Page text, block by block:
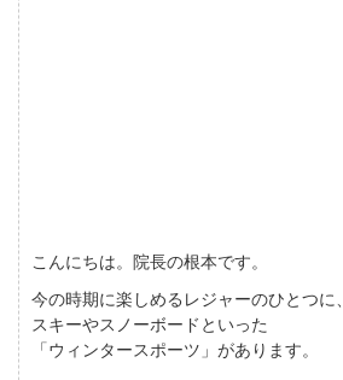
こんにちは。院長の根本です。
今の時期に楽しめるレジャーのひとつに、
スキーやスノーボードといった
「ウィンタースポーツ」があります。